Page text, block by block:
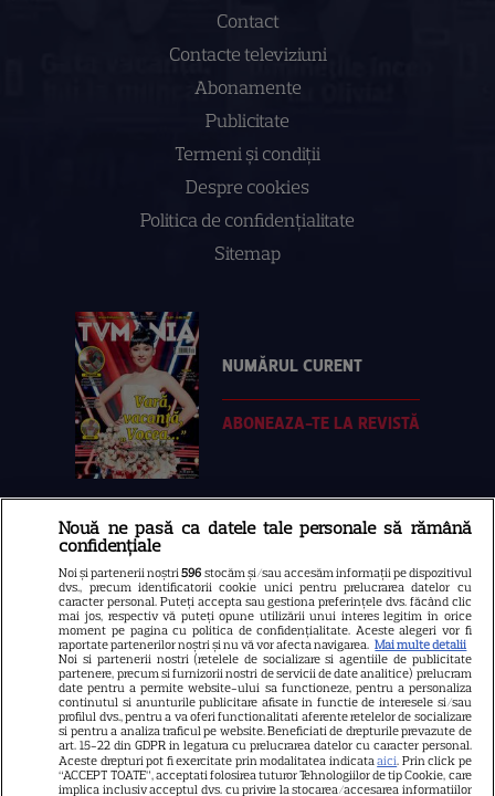
Contact
Contacte televiziuni
Abonamente
Publicitate
Termeni și condiții
Despre cookies
Politica de confidenţialitate
Sitemap
NUMĂRUL CURENT
ABONEAZA-TE LA REVISTĂ
Libertatea
Libertatea pentru femei
GSP
Știri mondene
Avantaje
Elle
Unica
Retete practice
Nouă ne pasă ca datele tale personale să rămână
confidențiale
Noi și partenerii noștri596 stocăm și/sau accesăm informații pe dispozitivul
dvs., precum identificatorii cookie unici pentru prelucrarea datelor cu
caracter personal. Puteți accepta sau gestiona preferințele dvs. făcând clic
mai jos, respectiv vă puteți opune utilizării unui interes legitim în orice
moment pe pagina cu politica de confidențialitate. Aceste alegeri vor fi
raportate partenerilor noștri și nu vă vor afecta navigarea. Mai multe detalii
Noi si partenerii nostri (retelele de socializare si agentiile de publicitate
partenere, precum si furnizorii nostri de servicii de date analitice) prelucram
date pentru a permite website-ului sa functioneze, pentru a personaliza
continutul si anunturile publicitare afisate in functie de interesele si/sau
profilul dvs., pentru a va oferi functionalitati aferente retelelor de socializare
si pentru a analiza traficul pe website. Beneficiati de drepturile prevazute de
art. 15-22 din GDPR in legatura cu prelucrarea datelor cu caracter personal.
Aceste drepturi pot fi exercitate prin modalitatea indicataaici. Prin click pe
“ACCEPT TOATE”, acceptati folosirea tuturor Tehnologiilor de tip Cookie, care
implica inclusiv acceptul dvs. cu privire la stocarea/accesarea informatiilor